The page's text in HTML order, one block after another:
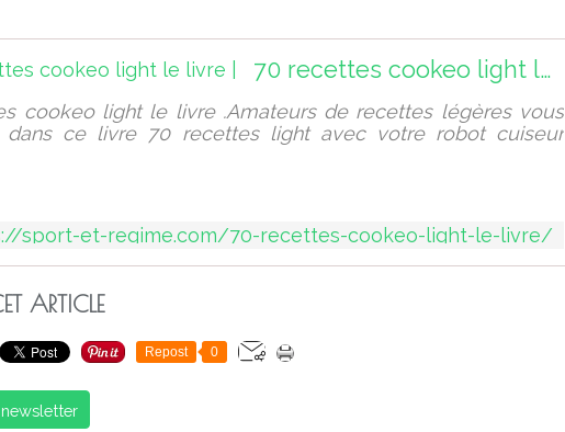
70 recettes cookeo light le livre |
cookeo light le livre .Amateurs de recettes légères vous
dans ce livre 70 recettes light avec votre robot cuiseur
sport-et-regime.com/70-recettes-cookeo-light-le-livre/
ARTICLE
Repost 0